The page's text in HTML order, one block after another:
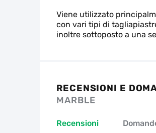
Viene utilizzato
con vari tipi di
inoltre sottoposto a una
RECENSIONI E
MARBLE
Recensioni